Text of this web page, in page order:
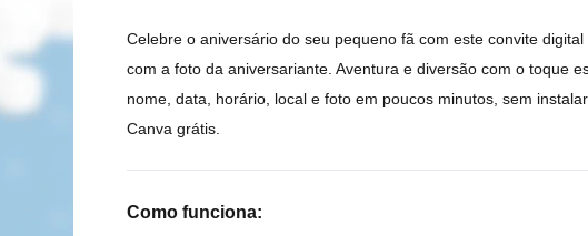
Celebre o aniversário do seu pequeno fã com este convite
com a foto da aniversariante. Aventura e diversão com o toque
nome, data, horário, local e foto em poucos minutos, sem
Canva grátis.
Como funciona: